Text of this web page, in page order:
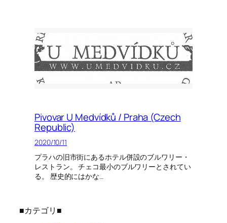
Pivovar U Medvídků / Praha (Czech
Republic)
2020/10/11
プラハの旧市街にあるホテル併設のブルワリー・
レストラン。 チェコ最小のブルワリーとされてい
る。 歴史的にはかな…
■カテゴリ■